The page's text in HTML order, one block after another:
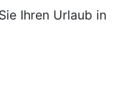
Ihren Urlaub in